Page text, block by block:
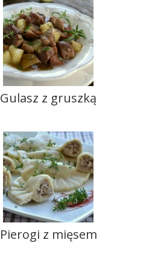
Gulasz z gruszką
Pierogi z mięsem